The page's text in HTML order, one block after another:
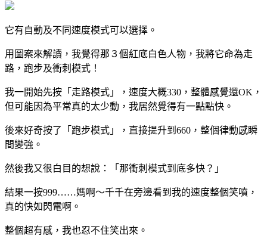
它有自動及不同速度模式可以選擇。
用圖案來解讀，我覺得那３個紅底白色人物，我將它命為走
路，跑步及衝刺模式！
我一開始先按「走路模式」，速度大概330，整體感覺還OK，
但可能因為平常真的太少動，我居然覺得有一點點快。
後來好奇按了「跑步模式」，直接提升到660，整個律動感瞬
間變強。
然後我又很白目的想說：「那衝刺模式到底多快？」
結果一按999……媽啊～千千在旁邊看到我的速度整個笑噴，
真的快如閃電啊。
整個超有感，我也忍不住笑出來。